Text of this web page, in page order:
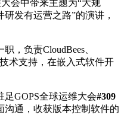
会中带来主题为“大规
发有运营之路”的演讲，
，负责CloudBees、
术支持，在嵌入式软件开
GOPS全球运维大会#309
沟通，收获版本控制软件的